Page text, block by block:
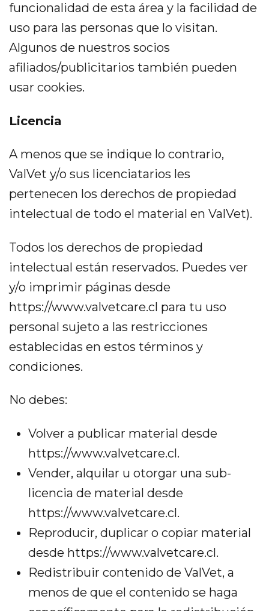
funcionalidad de esta área y la facilidad de
uso para las personas que lo visitan.
Algunos de nuestros socios
afiliados/publicitarios también pueden
usar cookies.
Licencia
A menos que se indique lo contrario,
ValVet y/o sus licenciatarios les
pertenecen los derechos de propiedad
intelectual de todo el material en ValVet).
Todos los derechos de propiedad
intelectual están reservados. Puedes ver
y/o imprimir páginas desde
https://www.valvetcare.cl para tu uso
personal sujeto a las restricciones
establecidas en estos términos y
condiciones.
No debes:
Volver a publicar material desde
https://www.valvetcare.cl.
Vender, alquilar u otorgar una sub-
licencia de material desde
https://www.valvetcare.cl.
Reproducir, duplicar o copiar material
desde https://www.valvetcare.cl.
Redistribuir contenido de ValVet, a
menos de que el contenido se haga